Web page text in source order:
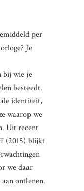
per
Je
bij wie je
besteedt.
identiteit,
waarop we
Uit recent
(2015) blijkt
we daar
ontlenen.